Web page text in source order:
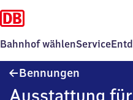
Bahnhof wählenService
Bennungen
Ausstattung